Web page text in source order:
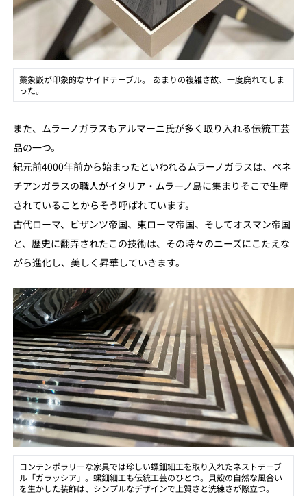
藁象嵌が印象的なサイドテーブル。 あまりの複雑さ故、一度廃れてしま
った。
また、ムラーノガラスもアルマーニ氏が多く取り入れる伝統工芸
品の一つ。
紀元前4000年前から始まったといわれるムラーノガラスは、ベネ
チアンガラスの職人がイタリア・ムラーノ島に集まりそこで生産
されていることからそう呼ばれています。
古代ローマ、ビザンツ帝国、東ローマ帝国、そしてオスマン帝国
と、歴史に翻弄されたこの技術は、その時々のニーズにこたえな
がら進化し、美しく昇華していきます。
コンテンポラリーな家具では珍しい螺鈿細工を取り入れたネストテーブ
ル「ガラッシア」。螺鈿細工も伝統工芸のひとつ。貝殻の自然な風合い
を生かした装飾は、シンプルなデザインで上質さと洗練さが際立つ。